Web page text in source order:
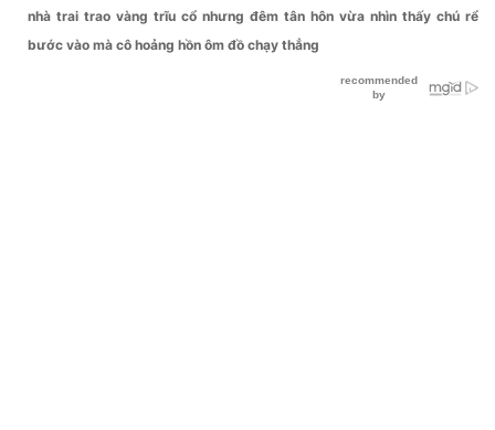
nhà trai trao vàng trĩu cổ nhưng đêm tân hôn vừa nhìn thấy chú rể
bước vào mà cô hoảng hồn ôm đồ chạy thẳng